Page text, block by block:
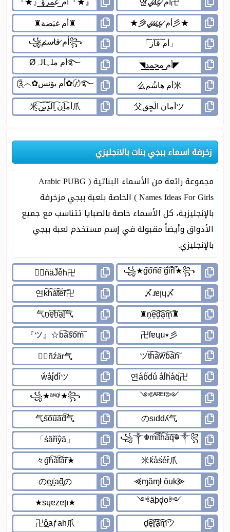
زخرفة اسماء ببجي بنات بالانجليزي
مجموعة رائعة من الأسماء البناتية ( Arabic PUBG
Names Ideas For Girls ) الخاصة بلعبة ببجي مزخرفة
بالإنجليزية، كل الأسماء خاصة بالصبايا تتناسب مع جميع
الأذواق وأيضاً مقبولة في إسم مستخدم لعبة ببجي
بالإنجليزي.